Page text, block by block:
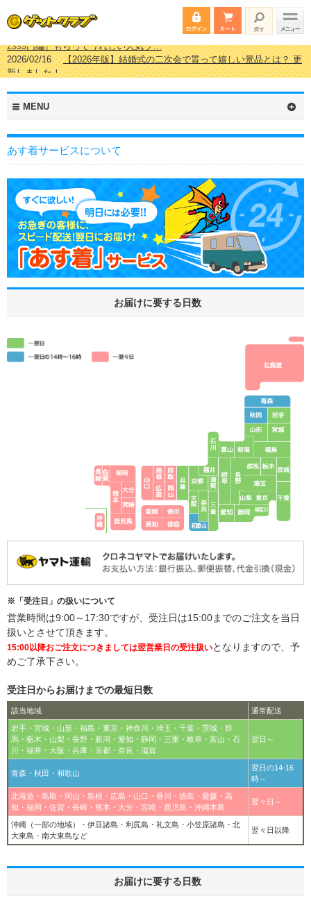
2026/02/16【2026年版】結婚式の二次会で貰って嬉しい景品とは？ 更
新しました！
2026/02/03【2026年版】ゴルフコンペ景品 3000円未満［2000円～
2999円編］もらってうれしい人気ラ…
2026/07/15
【2026年版】ビンゴゲーム景品おすすめ金額別人気ランキ
2026/04/03【2026年版】ゴルフコンペ景品 3000円未満［2000円～
2999円編］もらってうれしい人気ラ…
MENU
あす着サービスについて
お届けに要する日数
※「受注日」の扱いについて
営業時間は9:00～17:30ですが、受注日は15:00までのご注文を当日
扱いとさせて頂きます。
15:00以降おご注文につきましては翌営業日の受注扱いとなりますので、予
めご了承下さい。
受注日からお届けまでの最短日数
該当地域 通常配送
岩手・宮城・山形・福島・東京・神奈川・埼玉・千葉・茨城・群
馬・栃木・山梨・長野・新潟・愛知・静岡・三重・岐阜・富山・石
川・福井・大阪・兵庫・京都・奈良・滋賀
翌日～
青森・秋田・和歌山
翌日の14-16
時～
北海道・鳥取・岡山・島根・広島・山口・香川・徳島・愛媛・高
知・福岡・佐賀・長崎・熊本・大分・宮崎・鹿児島・沖縄本島
翌々日～
沖縄（一部の地域）・伊豆諸島・利尻島・礼文島・小笠原諸島・北
大東島・南大東島など
翌々日以降
お届けに要する日数